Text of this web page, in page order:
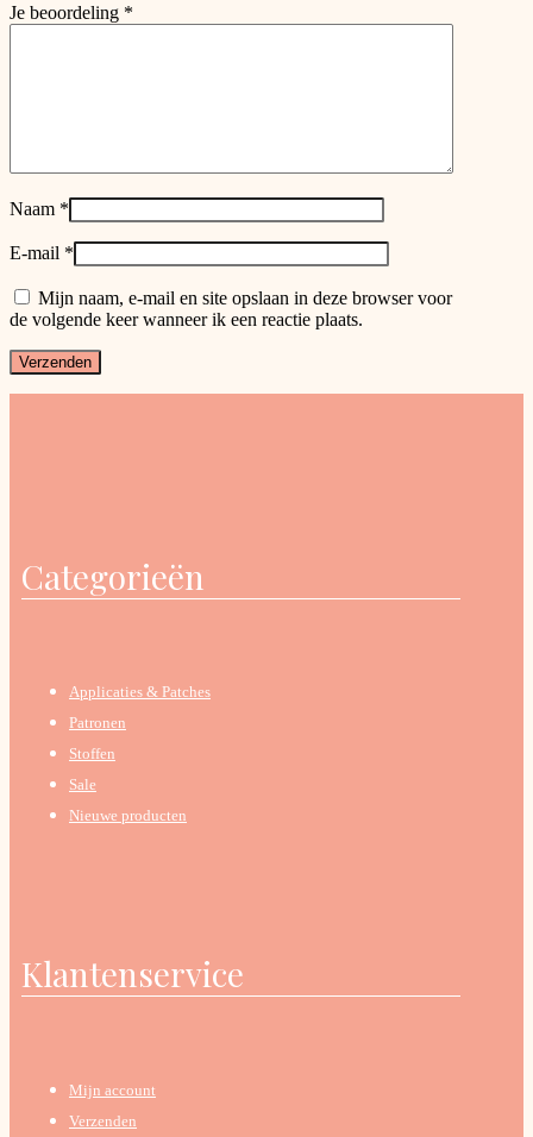
Je beoordeling *
Naam *
E-mail *
Mijn naam, e-mail en site opslaan in deze browser voor
de volgende keer wanneer ik een reactie plaats.
Categorieën
Applicaties & Patches
Patronen
Stoffen
Sale
Nieuwe producten
Klantenservice
Mijn account
Verzenden